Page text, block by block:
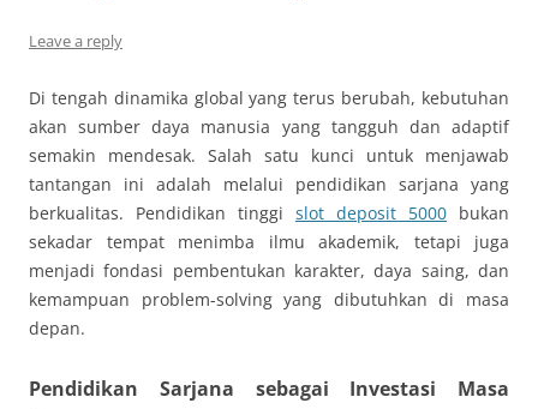
Leave a reply
Di tengah dinamika global yang terus berubah, kebutuhan
akan sumber daya manusia yang tangguh dan adaptif
semakin mendesak. Salah satu kunci untuk menjawab
tantangan ini adalah melalui pendidikan sarjana yang
berkualitas. Pendidikan tinggi slot deposit 5000 bukan
sekadar tempat menimba ilmu akademik, tetapi juga
menjadi fondasi pembentukan karakter, daya saing, dan
kemampuan problem-solving yang dibutuhkan di masa
depan.
Pendidikan Sarjana sebagai Investasi Masa